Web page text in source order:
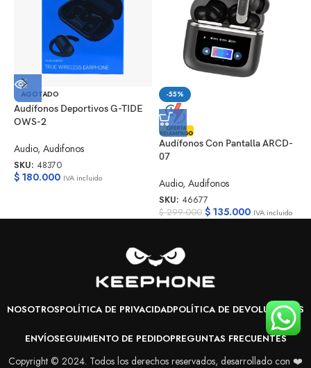
AGOTADO
Audífonos Deportivos G-TIDE
OWS-2
Audio, Audifonos
SKU: 48370
$ 180.000 IVA incluido
-55%
Audífonos Con Pantalla ARCD-
07
Audio, Audifonos
SKU: 46677
$299.000 $135.000 IVA incluido
NOSOTROSPOLÍTICA DE PRIVACIDADPOLÍTICA DE DEVOLUCIONES
ENVÍOSEGUIMIENTO DE PEDIDOPREGUNTAS FRECUENTES
Copyright © 2024. Todos los derechos reservados, desarrollado con ❤️